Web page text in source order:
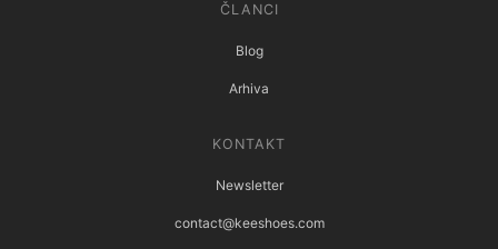
ČLANCI
Blog
Arhiva
KONTAKT
Newsletter
contact@keeshoes.com